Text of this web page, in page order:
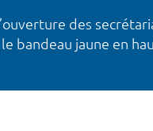
des
bandeau jaune en